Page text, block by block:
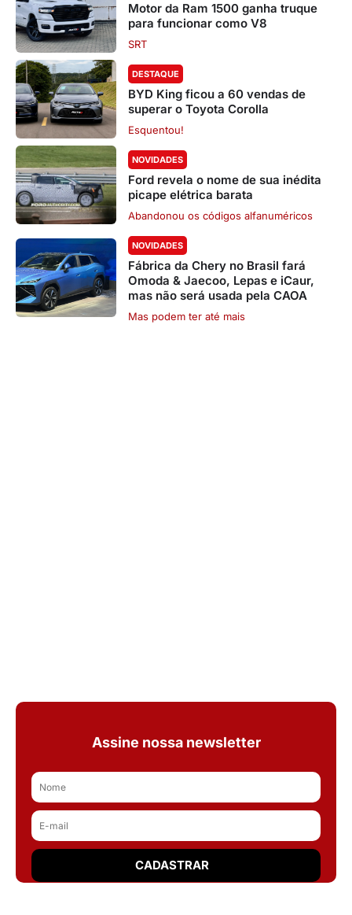
Motor da Ram 1500 ganha truque
para funcionar como V8
SRT
DESTAQUE
BYD King ficou a 60 vendas de
superar o Toyota Corolla
Esquentou!
NOVIDADES
Ford revela o nome de sua inédita
picape elétrica barata
Abandonou os códigos alfanuméricos
NOVIDADES
Fábrica da Chery no Brasil fará
Omoda & Jaecoo, Lepas e iCaur,
mas não será usada pela CAOA
Mas podem ter até mais
Assine nossa newsletter